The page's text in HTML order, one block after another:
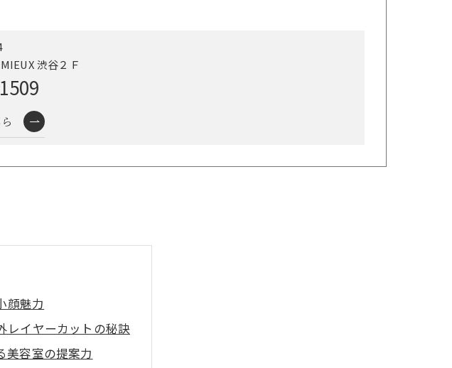
渋谷２Ｆ
顔魅力
レイヤーカットの秘訣
美容室の提案力